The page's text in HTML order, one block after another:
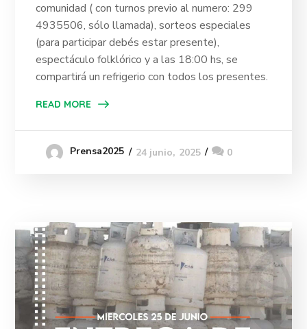
comunidad ( con turnos previo al numero: 299
4935506, sólo llamada), sorteos especiales
(para participar debés estar presente),
espectáculo folklórico y a las 18:00 hs, se
compartirá un refrigerio con todos los presentes.
READ MORE
Prensa2025 24 junio, 2025 0